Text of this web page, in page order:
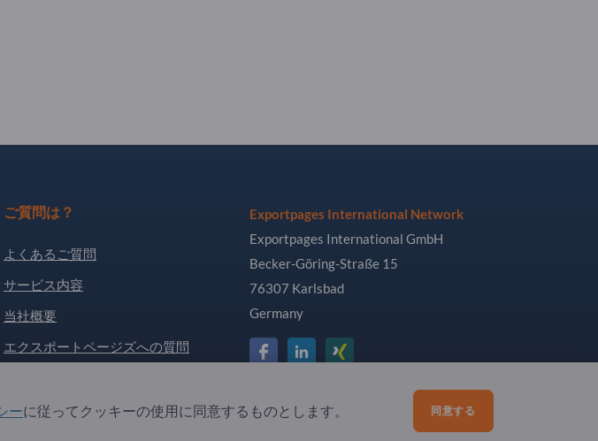
ご質問は？
よくあるご質問
サービス内容
当社概要
エクスポートページズへの質問
Exportpages International Network
Exportpages International GmbH
Becker-Göring-Straße 15
76307 Karlsbad
Germany
ーに従ってクッキーの使用に同意するものとします。 同意する